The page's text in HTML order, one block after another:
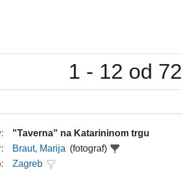
1 - 12 od 72
"Taverna" na Katarininom trgu
Braut, Marija (fotograf)
Zagreb